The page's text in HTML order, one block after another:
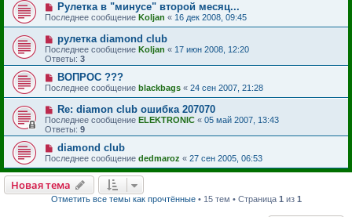
Рулетка в "минусе" второй месяц...
Последнее сообщение Koljan « 16 дек 2008, 09:45
рулетка diamond club
Последнее сообщение Koljan « 17 июн 2008, 12:20
Ответы: 3
ВОПРОС ???
Последнее сообщение blackbags « 24 сен 2007, 21:28
Re: diamon club ошибка 207070
Последнее сообщение ELEKTRONIC « 05 май 2007, 13:43
Ответы: 9
diamond club
Последнее сообщение dedmaroz « 27 сен 2005, 06:53
Новая тема
Отметить все темы как прочтённые• 15 тем • Страница 1 из 1